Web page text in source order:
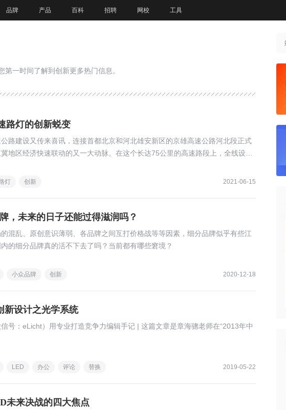
品牌 产品 百科 招聘 网校 工具
一时间了解到创新更多热门信息。
路灯的创新蜕变
路建设又传来喜讯，连接首都北京和河北雄安新区的京雄高速公路河北段正式
地区经济快速联动的又一大动脉。在这个长达75公里的高速路段上，全线设置
灯 创新 2021-06-15
，未来的日子还能过得滋润吗？
混乱、原创意识薄弱、各品牌之间互打价格战等等因素，细分品牌似乎有些江
的细分品牌真的活不下去了吗？当前都有哪些窘境？
小众品牌 创新 2020-12-18
新设计之光学系统
号：eLicht）用专业打造竞争力编辑手记 | 这篇文章是章海骢老师在“2013年中
LED 办公 评论 替换 2019-05-22
未来决战的四大焦点